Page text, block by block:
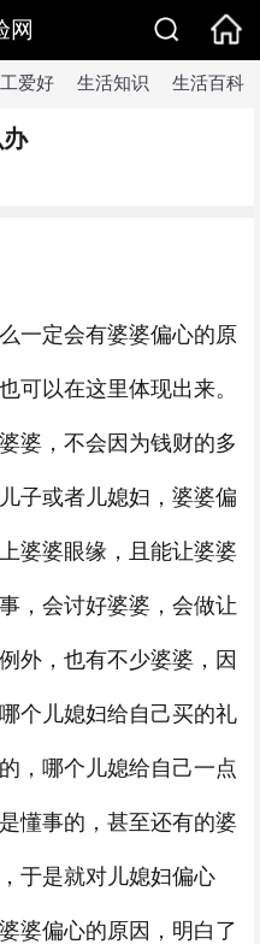
网
爱好 生活知识 生活百科
一定会有婆婆偏心的原
可以在这里体现出来。
婆，不会因为钱财的多
子或者儿媳妇，婆婆偏
婆婆眼缘，且能让婆婆
，会讨好婆婆，会做让
外，也有不少婆婆，因
个儿媳妇给自己买的礼
，哪个儿媳给自己一点
懂事的，甚至还有的婆
于是就对儿媳妇偏心
婆偏心的原因，明白了